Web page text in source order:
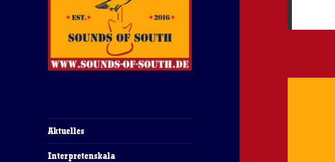
Aktuelles
Interpretenskala